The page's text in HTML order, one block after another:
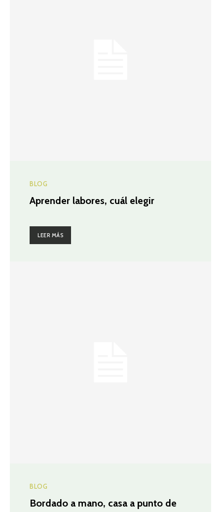
BLOG
Aprender labores, cuál elegir
LEER MÁS
BLOG
Bordado a mano, casa a punto de